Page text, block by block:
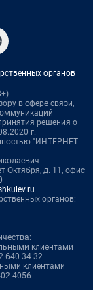
органов
в сфере связи,
решения о
г.
"ИНТЕРНЕТ
Октября, д. 11, офис
органов:
клиентами
640 34 32
клиентами
4056